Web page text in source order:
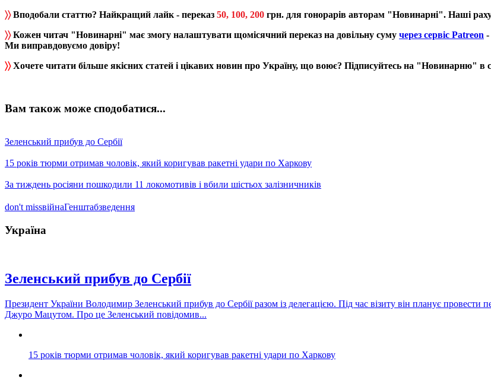
〉〉Вподобали статтю? Найкращий лайк - переказ 50, 100, 200 грн. для гонорарів авторам "Новинарні". Наші
〉〉Кожен читач "Новинарні" має змогу налаштувати щомісячний переказ на довільну суму через сервіс Patreon -
Ми виправдовуємо довіру!
〉〉Хочете читати більше якісних статей і цікавих новин про Україну, що воює? Підписуйтесь на "Новинарню" в
Вам також може сподобатися...
Зеленський прибув до Сербії
15 років тюрми отримав чоловік, який коригував ракетні удари по Харкову
За тиждень росіяни пошкодили 11 локомотивів і вбили шістьох залізничників
don't missвійнаГенштабзведення
Україна
Зеленський прибув до Сербії
Президент України Володимир Зеленський прибув до Сербії разом із делегацією. Під час візиту він планує
Джуро Мацутом. Про це Зеленський повідомив...
15 років тюрми отримав чоловік, який коригував ракетні удари по Харкову